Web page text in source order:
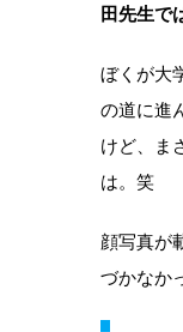
田先生で
ぼくが大
の道に進
けど、ま
は。笑
顔写真が
づかなか